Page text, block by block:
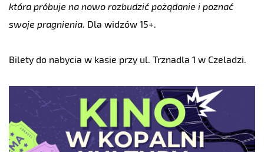
która próbuje na nowo rozbudzić pożądanie i poznać
swoje pragnienia. Dla widzów 15+.
Bilety do nabycia w kasie przy ul. Trznadla 1 w Czeladzi.